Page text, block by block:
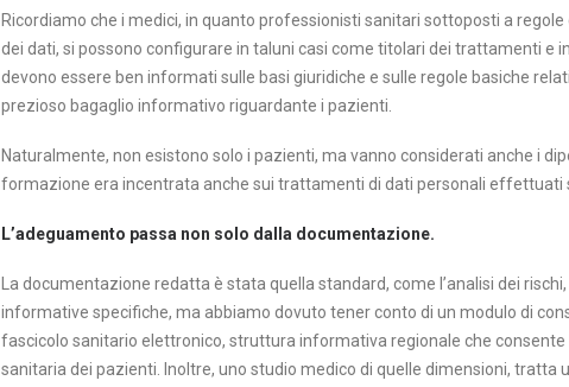
Ricordiamo che i medici, in quanto professionisti sanitari sottoposti a
dei dati, si possono configurare in taluni casi come titolari dei trattamenti e
devono essere ben informati sulle basi giuridiche e sulle regole basiche
prezioso bagaglio informativo riguardante i pazienti.
Naturalmente, non esistono solo i pazienti, ma vanno considerati anche i
formazione era incentrata anche sui trattamenti di dati personali effettuati
L’adeguamento passa non solo dalla documentazione.
La documentazione redatta è stata quella standard, come l’analisi dei
informative specifiche, ma abbiamo dovuto tener conto di un modulo di
fascicolo sanitario elettronico, struttura informativa regionale che
sanitaria dei pazienti. Inoltre, uno studio medico di quelle dimensioni, tratta